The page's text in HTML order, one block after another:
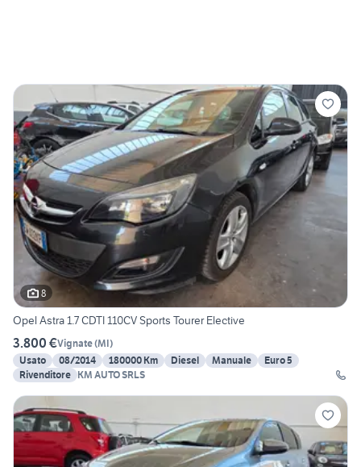
8
Opel Astra 1.7 CDTI 110CV Sports Tourer Elective
3.800 €Vignate(MI)
Usato
08/2014 180000 Km Diesel Manuale
Euro 5
Rivenditore KM AUTO SRLS